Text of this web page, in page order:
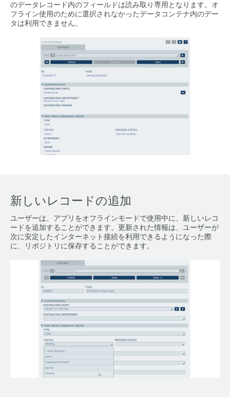
のデータレコード内のフィールドは読み取り専用となります。オ
フライン使用のために選択されなかったデータコンテナ内のデー
タは利用できません。
新しいレコードの追加
ユーザーは、アプリをオフラインモードで使用中に、新しいレコ
ードを追加することができます。更新された情報は、ユーザーが
次に安定したインターネット接続を利用できるようになった際
に、リポジトリに保存することができます。